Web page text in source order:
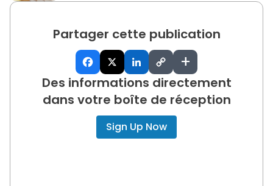
Partager cette publication
+
Des informations directement
dans votre boîte de réception
Sign Up Now